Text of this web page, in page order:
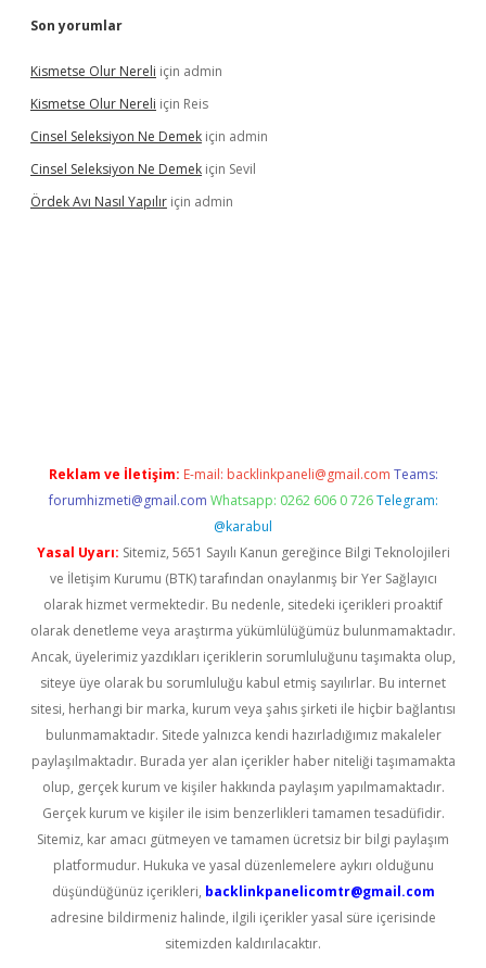
Son yorumlar
Kismetse Olur Nereli için admin
Kismetse Olur Nereli için Reis
Cinsel Seleksiyon Ne Demek için admin
Cinsel Seleksiyon Ne Demek için Sevil
Ördek Avı Nasıl Yapılır için admin
Reklam ve İletişim: E-mail: backlinkpaneli@gmail.com Teams:
forumhizmeti@gmail.com Whatsapp: 0262 606 0 726 Telegram:
@karabul
Yasal Uyarı: Sitemiz, 5651 Sayılı Kanun gereğince Bilgi Teknolojileri
ve İletişim Kurumu (BTK) tarafından onaylanmış bir Yer Sağlayıcı
olarak hizmet vermektedir. Bu nedenle, sitedeki içerikleri proaktif
olarak denetleme veya araştırma yükümlülüğümüz bulunmamaktadır.
Ancak, üyelerimiz yazdıkları içeriklerin sorumluluğunu taşımakta olup,
siteye üye olarak bu sorumluluğu kabul etmiş sayılırlar. Bu internet
sitesi, herhangi bir marka, kurum veya şahıs şirketi ile hiçbir bağlantısı
bulunmamaktadır. Sitede yalnızca kendi hazırladığımız makaleler
paylaşılmaktadır. Burada yer alan içerikler haber niteliği taşımamakta
olup, gerçek kurum ve kişiler hakkında paylaşım yapılmamaktadır.
Gerçek kurum ve kişiler ile isim benzerlikleri tamamen tesadüfidir.
Sitemiz, kar amacı gütmeyen ve tamamen ücretsiz bir bilgi paylaşım
platformudur. Hukuka ve yasal düzenlemelere aykırı olduğunu
düşündüğünüz içerikleri, backlinkpanelicomtr@gmail.com
adresine bildirmeniz halinde, ilgili içerikler yasal süre içerisinde
sitemizden kaldırılacaktır.